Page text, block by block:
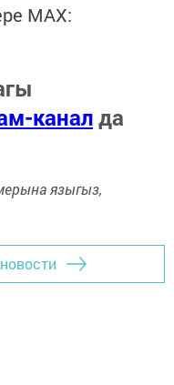
MАХ:
каналда
языгыз,